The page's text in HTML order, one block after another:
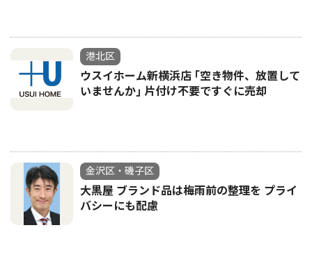
港北区
ウスイホーム新横浜店 ｢空き物件、放置して
いませんか｣ 片付け不要ですぐに売却
金沢区・磯子区
大黒屋 ブランド品は梅雨前の整理を プライ
バシーにも配慮